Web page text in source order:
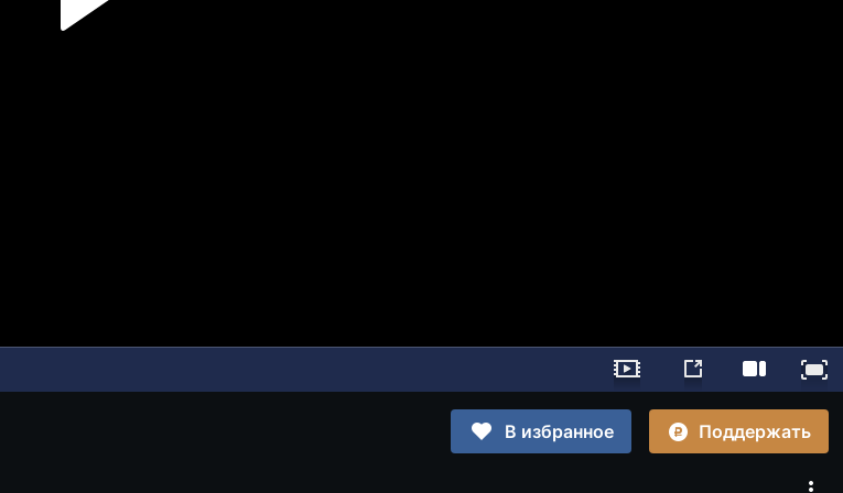
В избранное
Поддержать